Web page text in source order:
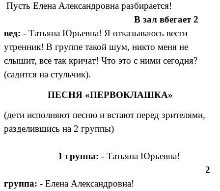
Пусть Елена Александровна разбирается!
В зал вбегает 2
вед: - Татьяна Юрьевна! Я отказываюсь вести
утренник! В группе такой шум, никто меня не
слышит, все так кричат! Что это с ними сегодня?
(садится на стульчик).
ПЕСНЯ «ПЕРВОКЛАШКА»
(дети исполняют песню и встают перед зрителями,
разделившись на 2 группы)
1 группа: - Татьяна Юрьевна!
2
группа: - Елена Александровна!